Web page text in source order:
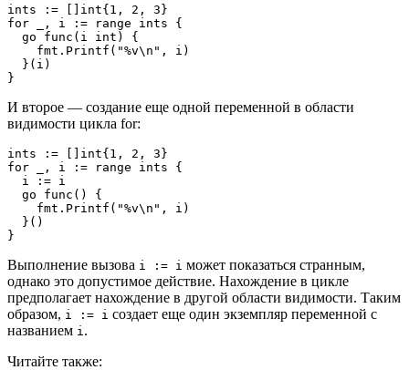
ints := []int{1, 2, 3}
for _, i := range ints {
}
И второе — создание еще одной переменной в области
видимости цикла for:
ints := []int{1, 2, 3}
for _, i := range ints {
}
Выполнение вызова i := i может показаться странным,
однако это допустимое действие. Нахождение в цикле
предполагает нахождение в другой области видимости. Таким
образом, i := i создает еще один экземпляр переменной с
названием i .
Читайте также: